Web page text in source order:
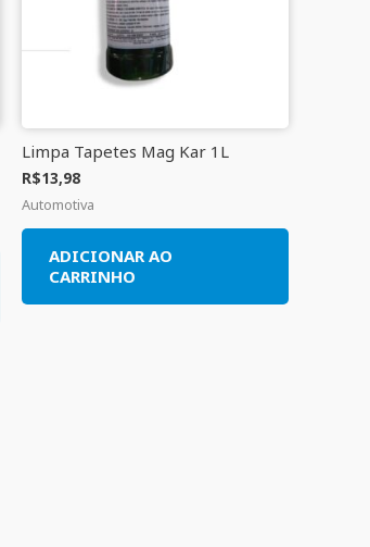
Limpa Tapetes Mag Kar 1L
R$13,98
Automotiva
ADICIONAR AO
CARRINHO